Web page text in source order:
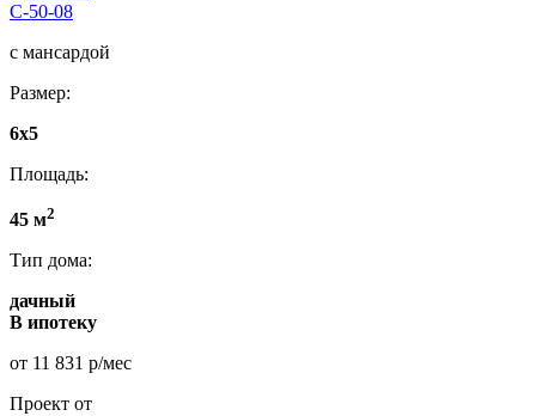
C-50-08
с мансардой
Размер:
6x5
Площадь:
45 м2
Тип дома:
дачный
В ипотеку
от 11 831 р/мес
Проект от